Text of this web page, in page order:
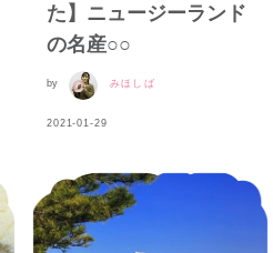
た】ニュージーランド
の名産○○
by みほしば
2021-01-29